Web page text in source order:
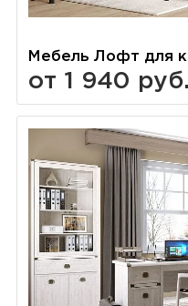
Мебель Лофт для
от 1 940 руб.